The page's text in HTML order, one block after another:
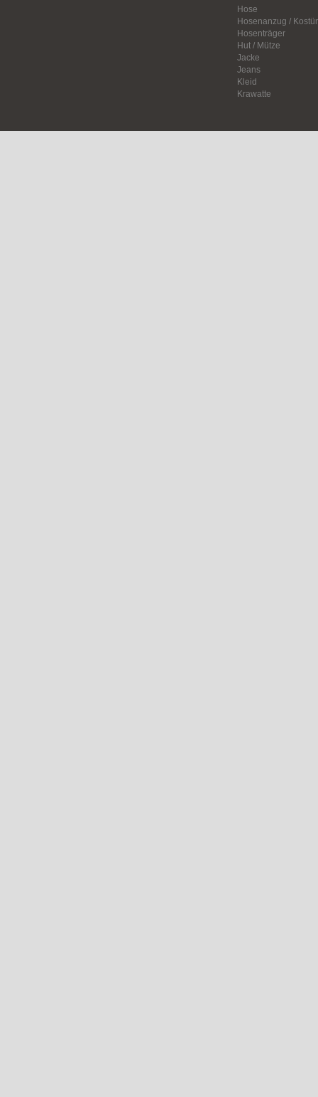
Hose
Hosenanzug /
Hosenträger
Hut / Mütze
Jacke
Jeans
Kleid
Krawatte